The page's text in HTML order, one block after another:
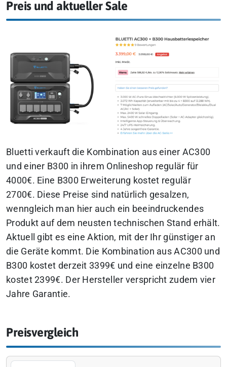
Preis und aktueller Sale
Bluetti verkauft die Kombination aus einer AC300
und einer B300 in ihrem Onlineshop regulär für
4000€. Eine B300 Erweiterung kostet regulär
2700€. Diese Preise sind natürlich gesalzen,
wenngleich man hier auch ein beeindruckendes
Produkt auf dem neusten technischen Stand erhält.
Aktuell gibt es eine Aktion, mit der Ihr günstiger an
die Geräte kommt. Die Kombination aus AC300 und
B300 kostet derzeit 3399€ und eine einzelne B300
kostet 2399€. Der Hersteller verspricht zudem vier
Jahre Garantie.
Preisvergleich